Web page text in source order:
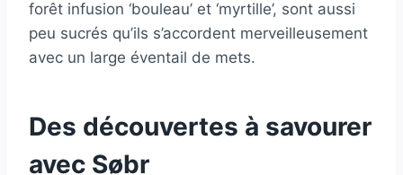
forêt infusion ‘bouleau’ et ‘myrtille’, sont aussi
peu sucrés qu’ils s’accordent merveilleusement
avec un large éventail de mets.
Des découvertes à savourer
avec Søbr